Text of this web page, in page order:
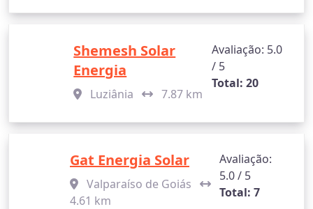
Shemesh Solar
Energia
Luziânia 7.87 km
Avaliação: 5.0
/ 5
Total: 20
Gat Energia Solar
Valparaíso de Goiás
4.61 km
Avaliação:
5.0 / 5
Total: 7